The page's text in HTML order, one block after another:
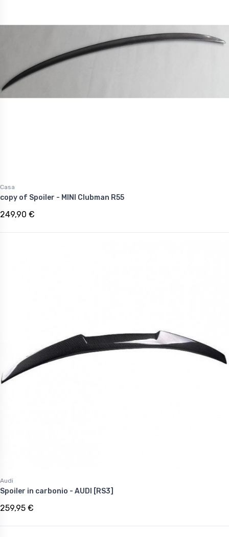
Casa
copy of Spoiler - MINI Clubman R55
249,90 €
Audi
Spoiler in carbonio - AUDI [RS3]
259,95 €